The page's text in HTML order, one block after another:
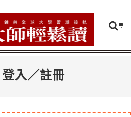
入／註冊